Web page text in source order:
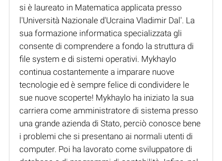
si è laureato in Matematica applicata presso
l'Università Nazionale d'Ucraina Vladimir Dal'. La
sua formazione informatica specializzata gli
consente di comprendere a fondo la struttura di
file system e di sistemi operativi. Mykhaylo
continua costantemente a imparare nuove
tecnologie ed è sempre felice di condividere le
sue nuove scoperte! Mykhaylo ha iniziato la sua
carriera come amministratore di sistema presso
una grande azienda di Stato, perciò conosce bene
i problemi che si presentano ai normali utenti di
computer. Poi ha lavorato come sviluppatore di